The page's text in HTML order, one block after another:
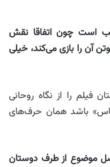
است چون اتفاقا نقش
آن را بازی می‌کند، خیلی
فیلم را از نگاه روحانی
باشد همان حرف‌های
موضوع از طرف دوستان